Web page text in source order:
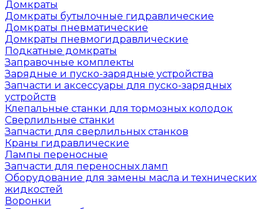
Домкраты
Домкраты бутылочные гидравлические
Домкраты пневматические
Домкраты пневмогидравлические
Подкатные домкраты
Заправочные комплекты
Зарядные и пуско-зарядные устройства
Запчасти и аксессуары для пуско-зарядных
устройств
Клепальные станки для тормозных колодок
Сверлильные станки
Запчасти для сверлильных станков
Краны гидравлические
Лампы переносные
Запчасти для переносных ламп
Оборудование для замены масла и технических
жидкостей
Воронки